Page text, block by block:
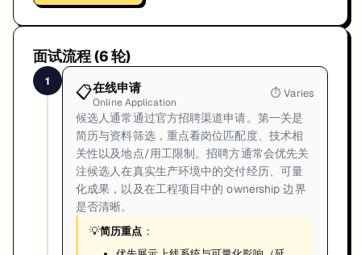
面试流程 (6轮)
1
📋在线申请
Online Application
⏱Varies
候选人通常通过官方招聘渠道申请。第一关是
简历与资料筛选，重点看岗位匹配度、技术相
关性以及地点/用工限制。招聘方通常会优先关
注候选人在真实生产环境中的交付经历、可量
化成果，以及在工程项目中的 ownership 边界
是否清晰。
💡简历重点 ：